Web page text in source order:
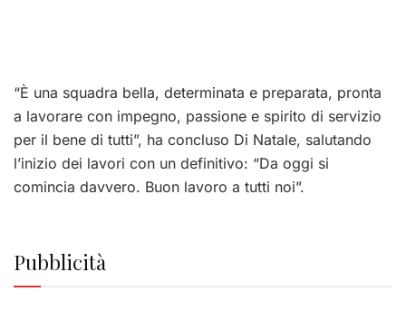
“È una squadra bella, determinata e preparata, pronta
a lavorare con impegno, passione e spirito di servizio
per il bene di tutti”, ha concluso Di Natale, salutando
l’inizio dei lavori con un definitivo: “Da oggi si
comincia davvero. Buon lavoro a tutti noi”.
Pubblicità